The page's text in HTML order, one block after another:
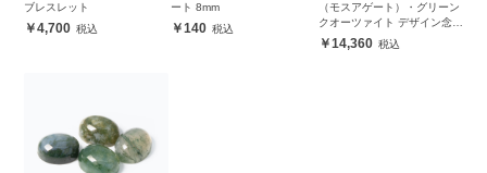
ブレスレット
4,700
ート 8mm
140
（モスアゲート）・グリーン
クオーツァイト デザイン念珠
（女性用）
14,360